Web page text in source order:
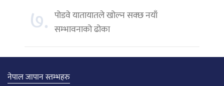
७. पोडवे यातायातले खोल्न सक्छ नयाँ
सम्भावनाको ढोका
नेपाल जापान स्तम्भहरु